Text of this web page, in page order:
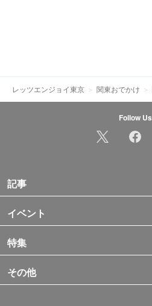
レッツエンジョイ東京 関東おでかけ
Follow Us
記事
イベント
特集
その他